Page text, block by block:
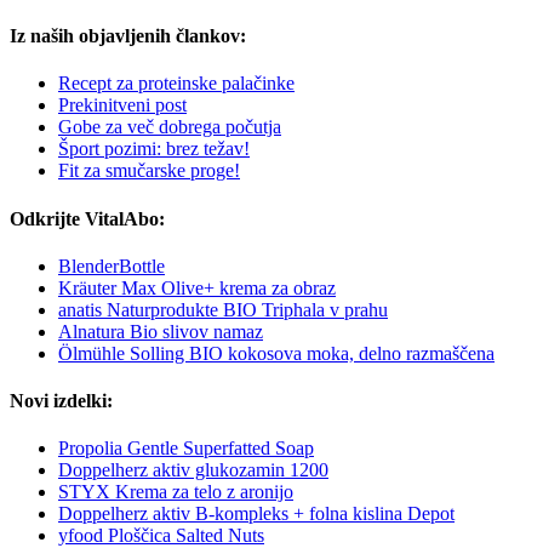
Iz naših objavljenih člankov:
Recept za proteinske palačinke
Prekinitveni post
Gobe ​​za več dobrega počutja
Šport pozimi: brez težav!
Fit za smučarske proge!
Odkrijte VitalAbo:
BlenderBottle
Kräuter Max Olive+ krema za obraz
anatis Naturprodukte BIO Triphala v prahu
Alnatura Bio slivov namaz
Ölmühle Solling BIO kokosova moka, delno razmaščena
Novi izdelki:
Propolia Gentle Superfatted Soap
Doppelherz aktiv glukozamin 1200
STYX Krema za telo z aronijo
Doppelherz aktiv B-kompleks + folna kislina Depot
yfood Ploščica Salted Nuts